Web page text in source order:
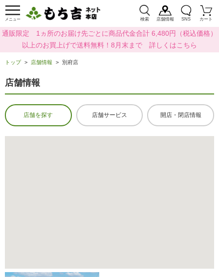
メニュー 検索 店舗情報 SNS カート
通販限定 1ヵ所のお届け先ごとに商品代金合計 6,480円（税込価格）
以上のお買上げで送料無料！8月末まで 詳しくはこちら
トップ 店舗情報 別府店
店舗情報
店舗を探す 店舗サービス 開店・閉店情報